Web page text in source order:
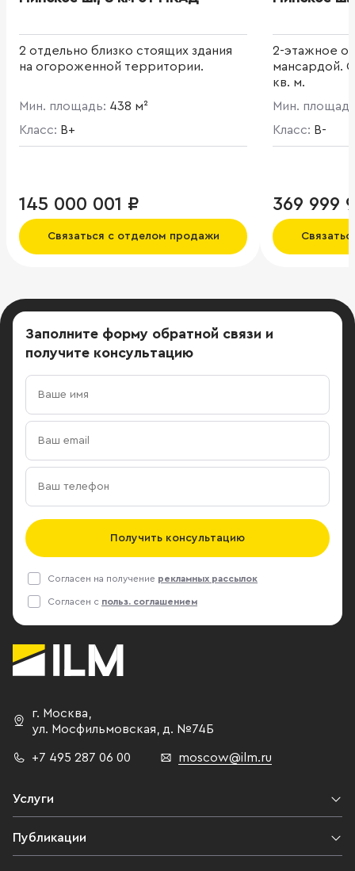
2 отдельно близко стоящих здания
на огороженной территории.
Мин. площадь: 438 м²
Класс: B+
145 000 001 ₽
Связаться с отделом продажи
2-этажное
мансардой.
кв. м.
Мин.
Класс: B-
369 999
Заполните форму обратной связи и
получите консультацию
Получить консультацию
Согласен на получение рекламных рассылок
Согласен с польз. соглашением
г. Москва,
ул. Мосфильмовская, д. №74Б
+7 495 287 06 00 moscow@ilm.ru
Услуги
Публикации